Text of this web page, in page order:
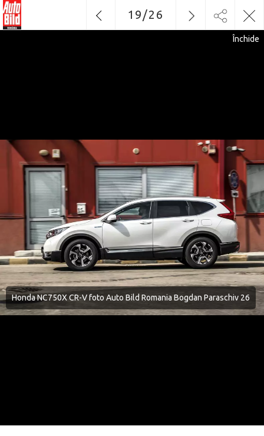
Honda NC750X CR-V foto Auto Bild Romania Bogdan Paraschiv 26
Închide
19/26